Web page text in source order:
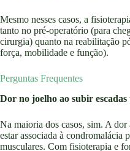
Mesmo nesses casos, a
tanto no pré-operatório (para
cirurgia) quanto na reabilitação
força, mobilidade e função).
Perguntas Frequentes
Dor no joelho ao subir escadas
Na maioria dos casos, sim. A dor
estar associada à condromalácia
musculares. Com fisioterapia e